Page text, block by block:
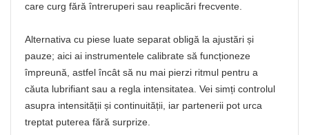
care curg fără întreruperi sau reaplicări frecvente.
Alternativa cu piese luate separat obligă la ajustări și
pauze; aici ai instrumentele calibrate să funcționeze
împreună, astfel încât să nu mai pierzi ritmul pentru a
căuta lubrifiant sau a regla intensitatea. Vei simți controlul
asupra intensității și continuității, iar partenerii pot urca
treptat puterea fără surprize.